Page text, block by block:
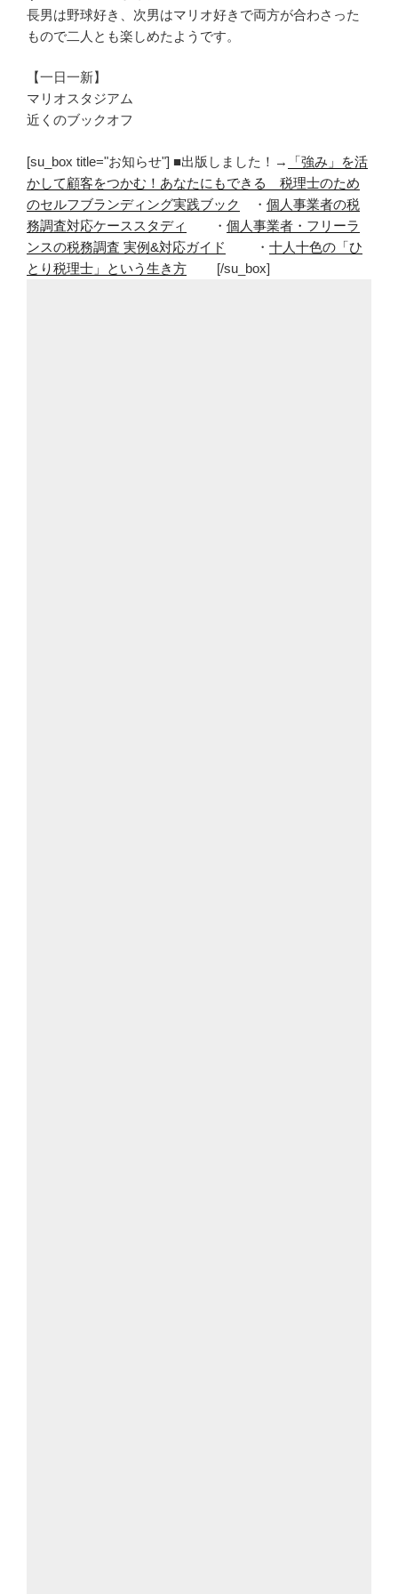
長男は野球好き、次男はマリオ好きで両方が合わさった
もので二人とも楽しめたようです。
【一日一新】
マリオスタジアム
近くのブックオフ
[su_box title="お知らせ"] ■出版しました！→
「強み」を活
かして顧客をつかむ！あなたにもできる 税理士のため
のセルフブランディング実践ブック
・ 個人事業者の税
務調査対応ケーススタディ
・ 個人事業者・フリーラ
ンスの税務調査 実例&対応ガイド
・ 十人十色の「ひ
とり税理士」という生き方 [/su_box]